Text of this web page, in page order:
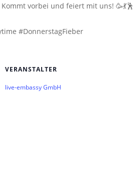
vorbei und feiert mit uns! 🥳💃🕺
#DonnerstagFieber
VERANSTALTER
live-embassy GmbH